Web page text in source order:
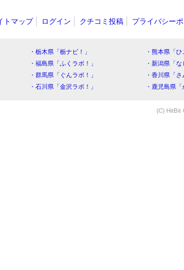
トマップ ログイン クチコミ投稿 プライバシー
・栃木県「栃ナビ！」
・熊本県「
・福島県「ふくラボ！」
・新潟県「
・群馬県「ぐんラボ！」
・香川県「
・石川県「金沢ラボ！」
・鹿児島県
(C) HitBit